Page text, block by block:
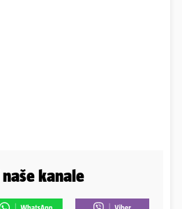
kanale